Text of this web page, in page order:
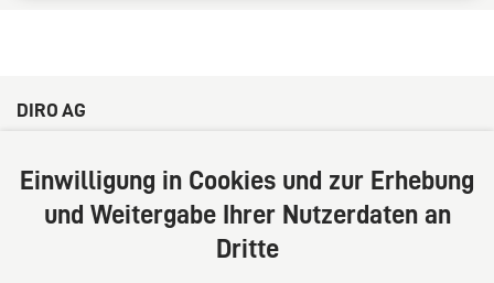
DIRO AG
20354 Hamburg
Deutschland
Tel: +49 (0) 40 41352231
Einwilligung in Cookies und zur Erhebung
und Weitergabe Ihrer Nutzerdaten an
Dritte